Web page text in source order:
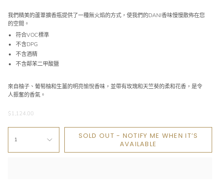
我們精美的蘆葦擴香瓶提供了一種無火焰的方式，使我們的DANI香味慢慢散佈在您
的空間。
符合VOC標準
不含DPG
不含酒精
不含鄰苯二甲酸鹽
來自柚子、葡萄柚和生薑的明亮愉悅香味，並帶有玫瑰和天竺葵的柔和花香，是令
人振奮的香氣。
$1,124.00
1
SOLD OUT - NOTIFY ME WHEN IT’S
AVAILABLE